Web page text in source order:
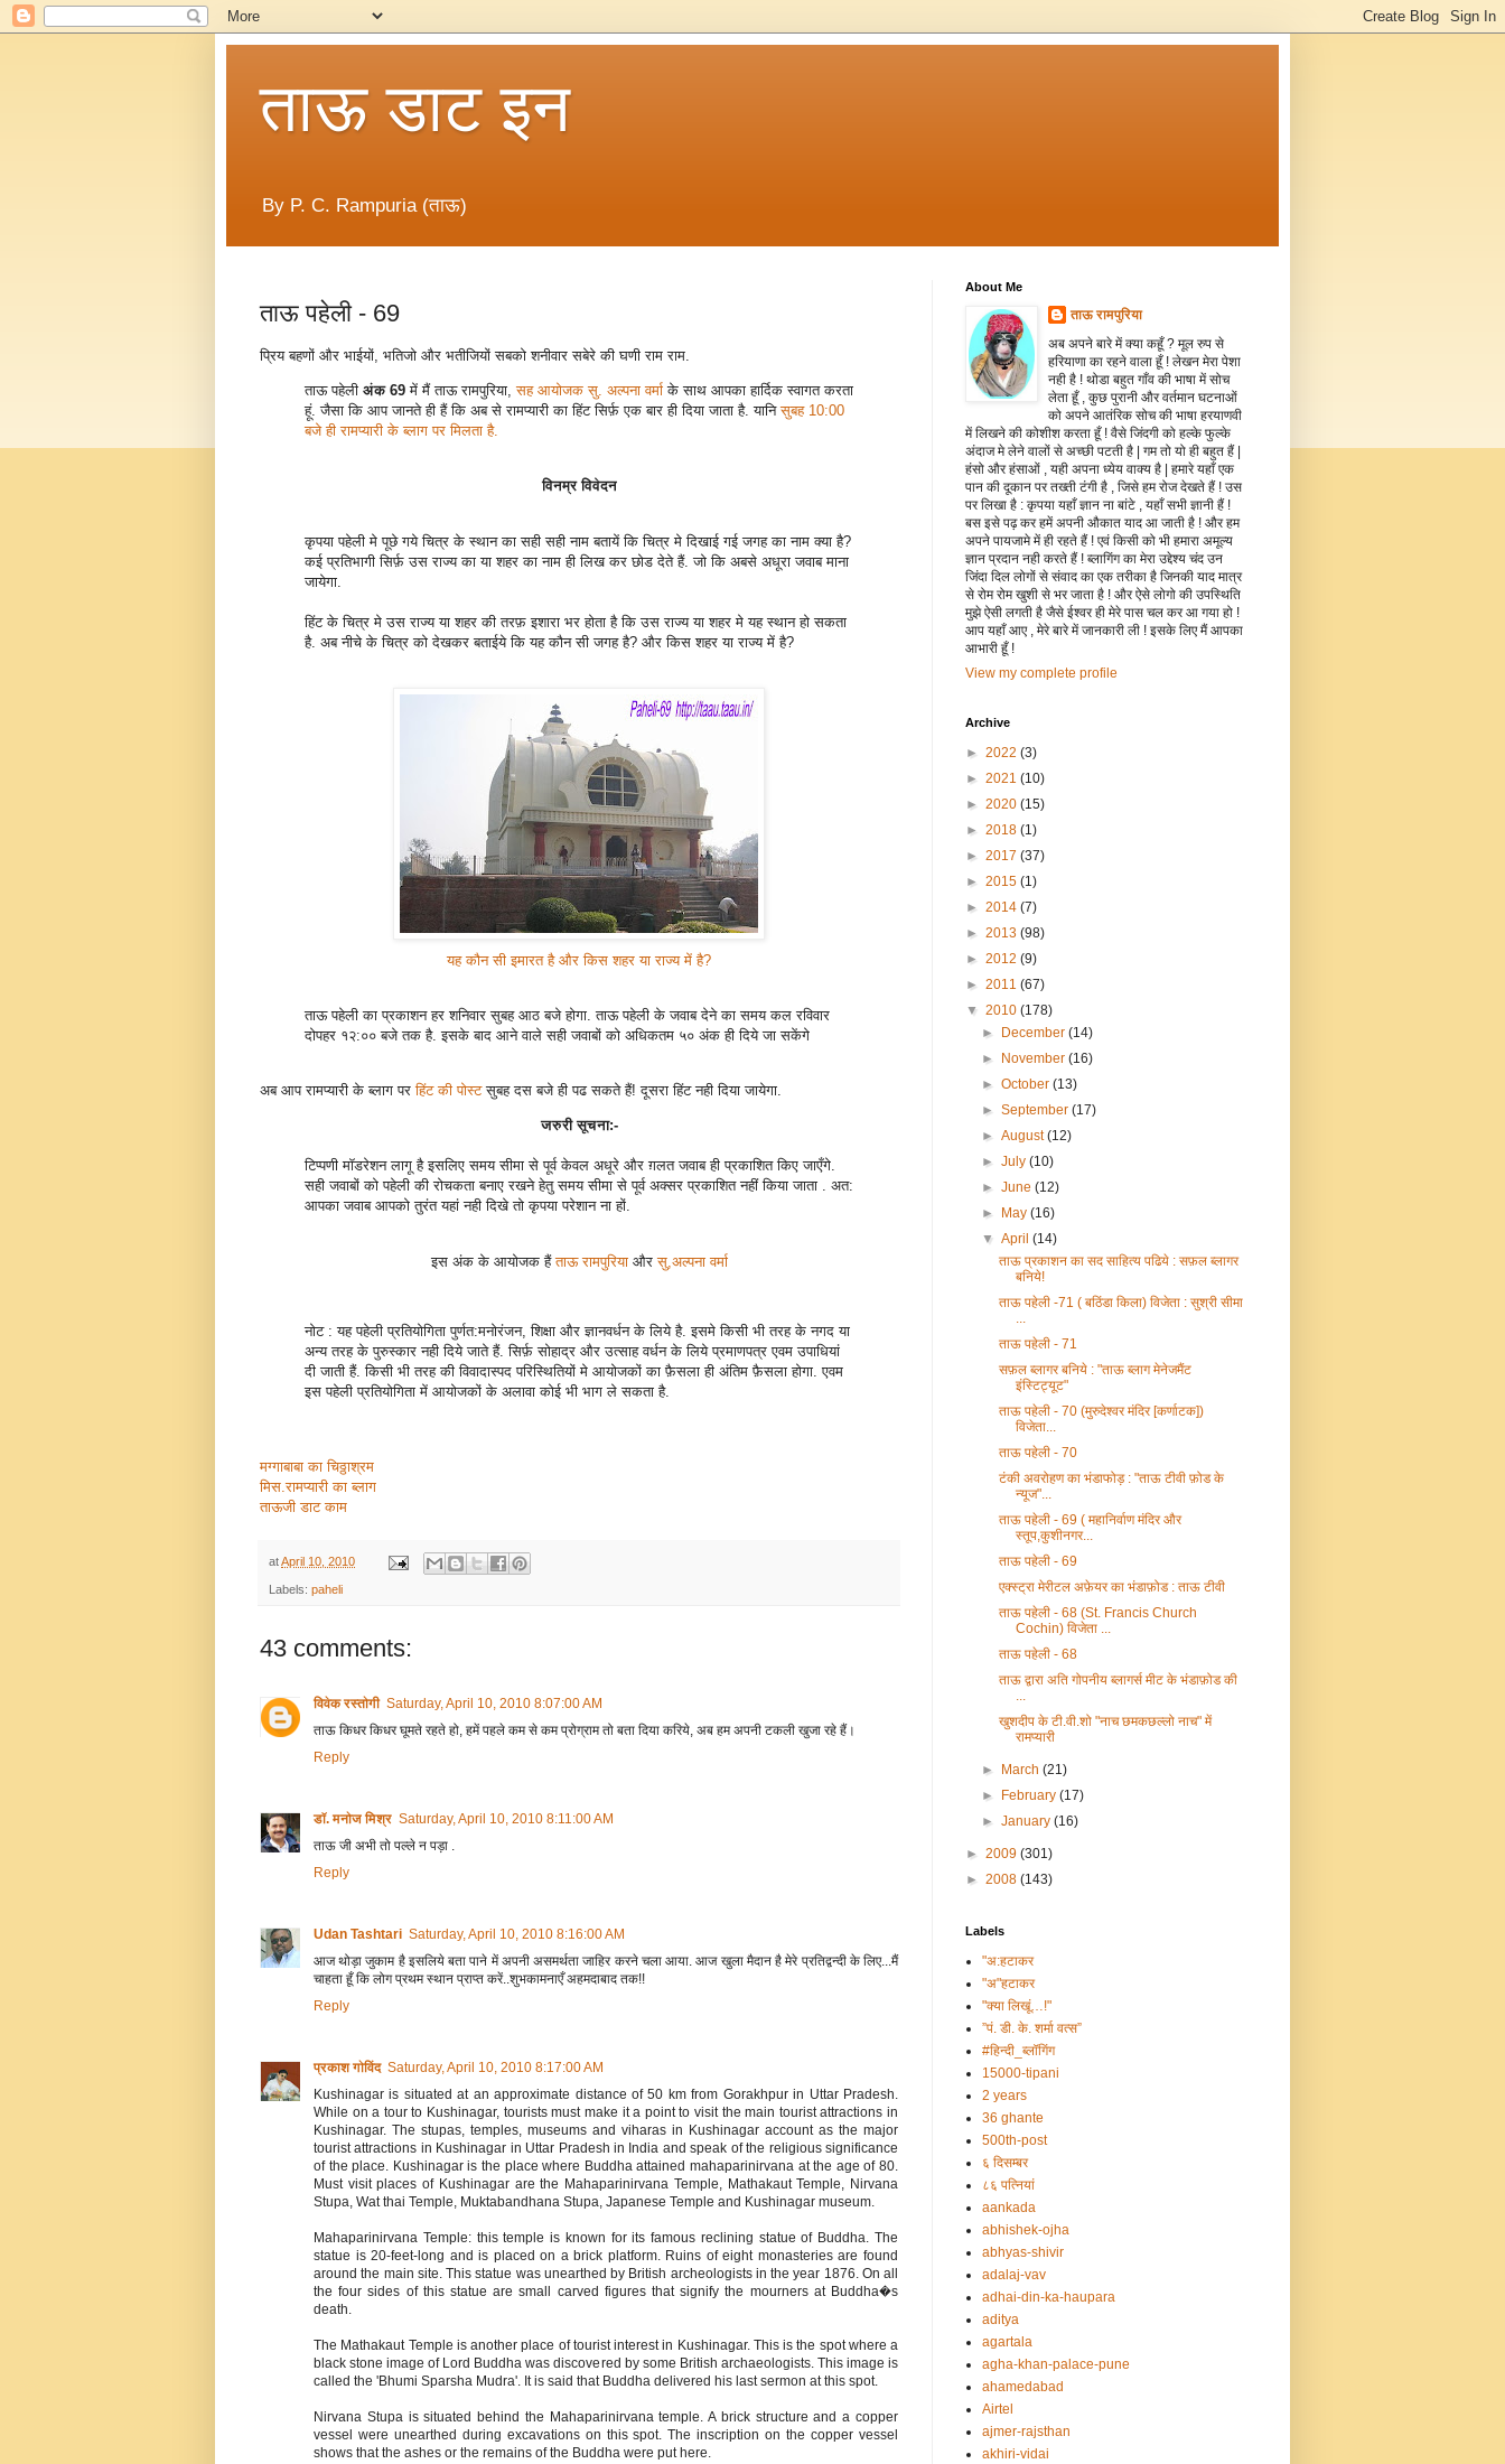
ताऊ डाट इन
By P. C. Rampuria (ताऊ)
ताऊ पहेली - 69
प्रिय बहणों और भाईयों, भतिजो और भतीजियों सबको शनीवार सबेरे की घणी राम राम.
ताऊ पहेली अंक 69में मैं ताऊ रामपुरिया,सह आयोजक सु. अल्पना वर्मा के साथ आपका हार्दिक स्वागत करता
हूं. जैसा कि आप जानते ही हैं कि अब से रामप्यारी का हिंट सिर्फ़ एक बार ही दिया जाता है. यानिसुबह 10:00
बजे ही रामप्यारी के ब्लाग पर मिलता है.
विनम्र विवेदन
कृपया पहेली मे पूछे गये चित्र के स्थान का सही सही नाम बतायें कि चित्र मे दिखाई गई जगह का नाम क्या है?
कई प्रतिभागी सिर्फ़ उस राज्य का या शहर का नाम ही लिख कर छोड देते हैं. जो कि अबसे अधूरा जवाब माना
जायेगा.
हिंट के चित्र मे उस राज्य या शहर की तरफ़ इशारा भर होता है कि उस राज्य या शहर मे यह स्थान हो सकता
है. अब नीचे के चित्र को देखकर बताईये कि यह कौन सी जगह है? और किस शहर या राज्य में है?
यह कौन सी इमारत है और किस शहर या राज्य में है?
ताऊ पहेली का प्रकाशन हर शनिवार सुबह आठ बजे होगा. ताऊ पहेली के जवाब देने का समय कल रविवार
दोपहर १२:०० बजे तक है. इसके बाद आने वाले सही जवाबों को अधिकतम ५० अंक ही दिये जा सकेंगे
अब आप रामप्यारी के ब्लाग परहिंट की पोस्टसुबह दस बजे ही पढ सकते हैं! दूसरा हिंट नही दिया जायेगा.
जरुरी सूचना:-
टिप्पणी मॉडरेशन लागू है इसलिए समय सीमा से पूर्व केवल अधूरे और ग़लत जवाब ही प्रकाशित किए जाएँगे.
सही जवाबों को पहेली की रोचकता बनाए रखने हेतु समय सीमा से पूर्व अक्सर प्रकाशित नहीं किया जाता . अत:
आपका जवाब आपको तुरंत यहां नही दिखे तो कृपया परेशान ना हों.
इस अंक के आयोजक हैंताऊ रामपुरियाऔरसु,अल्पना वर्मा
नोट : यह पहेली प्रतियोगिता पुर्णत:मनोरंजन, शिक्षा और ज्ञानवर्धन के लिये है. इसमे किसी भी तरह के नगद या
अन्य तरह के पुरुस्कार नही दिये जाते हैं. सिर्फ़ सोहाद्र और उत्साह वर्धन के लिये प्रमाणपत्र एवम उपाधियां
दी जाती हैं. किसी भी तरह की विवादास्पद परिस्थितियों मे आयोजकों का फ़ैसला ही अंतिम फ़ैसला होगा. एवम
इस पहेली प्रतियोगिता में आयोजकों के अलावा कोई भी भाग ले सकता है.
मग्गाबाबा का चिठ्ठाश्रम
मिस.रामप्यारी का ब्लाग
ताऊजी डाट काम
atApril 10, 2010
Labels: paheli
43 comments:
विवेक रस्तोगी Saturday, April 10, 2010 8:07:00 AM
ताऊ किधर किधर घूमते रहते हो, हमें पहले कम से कम प्रोग्राम तो बता दिया करिये, अब हम अपनी टकली खुजा रहे हैं।
Reply
डॉ. मनोज मिश्र Saturday, April 10, 2010 8:11:00 AM
ताऊ जी अभी तो पल्ले न पड़ा .
Reply
Udan Tashtari Saturday, April 10, 2010 8:16:00 AM
आज थोड़ा जुकाम है इसलिये बता पाने में अपनी असमर्थता जाहिर करने चला आया. आज खुला मैदान है मेरे प्रतिद्वन्दी के लिए...मैं
चाहता हूँ कि लोग प्रथम स्थान प्राप्त करें..शुभकामनाएँ अहमदाबाद तक!!
Reply
प्रकाश गोविंद Saturday, April 10, 2010 8:17:00 AM
Kushinagar is situated at an approximate distance of 50 km from Gorakhpur in Uttar Pradesh.
While on a tour to Kushinagar, tourists must make it a point to visit the main tourist attractions in
Kushinagar. The stupas, temples, museums and viharas in Kushinagar account as the major
tourist attractions in Kushinagar in Uttar Pradesh in India and speak of the religious significance
of the place. Kushinagar is the place where Buddha attained mahaparinirvana at the age of 80.
Must visit places of Kushinagar are the Mahaparinirvana Temple, Mathakaut Temple, Nirvana
Stupa, Wat thai Temple, Muktabandhana Stupa, Japanese Temple and Kushinagar museum.
Mahaparinirvana Temple: this temple is known for its famous reclining statue of Buddha. The
statue is 20-feet-long and is placed on a brick platform. Ruins of eight monasteries are found
around the main site. This statue was unearthed by British archeologists in the year 1876. On all
the four sides of this statue are small carved figures that signify the mourners at Buddha�s
death.
The Mathakaut Temple is another place of tourist interest in Kushinagar. This is the spot where a
black stone image of Lord Buddha was discovered by some British archaeologists. This image is
called the 'Bhumi Sparsha Mudra'. It is said that Buddha delivered his last sermon at this spot.
Nirvana Stupa is situated behind the Mahaparinirvana temple. A brick structure and a copper
vessel were unearthed during excavations on this spot. The inscription on the copper vessel
shows that the ashes or the remains of the Buddha were put here.
About Me
ताऊ रामपुरिया
अब अपने बारे में क्या कहूँ ? मूल रुप से
हरियाणा का रहने वाला हूँ ! लेखन मेरा पेशा
नही है ! थोडा बहुत गाँव की भाषा में सोच
लेता हूँ , कुछ पुरानी और वर्तमान घटनाओं
को अपने आतंरिक सोच की भाषा हरयाणवी
में लिखने की कोशीश करता हूँ ! वैसे जिंदगी को हल्के फुल्के
अंदाज मे लेने वालों से अच्छी पटती है | गम तो यो ही बहुत हैं |
हंसो और हंसाओं , यही अपना ध्येय वाक्य है | हमारे यहाँ एक
पान की दूकान पर तख्ती टंगी है , जिसे हम रोज देखते हैं ! उस
पर लिखा है : कृपया यहाँ ज्ञान ना बांटे , यहाँ सभी ज्ञानी हैं !
बस इसे पढ़ कर हमें अपनी औकात याद आ जाती है ! और हम
अपने पायजामे में ही रहते हैं ! एवं किसी को भी हमारा अमूल्य
ज्ञान प्रदान नही करते हैं ! ब्लागिंग का मेरा उद्देश्य चंद उन
जिंदा दिल लोगों से संवाद का एक तरीका है जिनकी याद मात्र
से रोम रोम खुशी से भर जाता है ! और ऐसे लोगो की उपस्थिति
मुझे ऐसी लगती है जैसे ईश्वर ही मेरे पास चल कर आ गया हो !
आप यहाँ आए , मेरे बारे में जानकारी ली ! इसके लिए मैं आपका
आभारी हूँ !
View my complete profile
Archive
► 2022 (3)
► 2021 (10)
► 2020 (15)
► 2018 (1)
► 2017 (37)
► 2015 (1)
► 2014 (7)
► 2013 (98)
► 2012 (9)
► 2011 (67)
▼ 2010 (178)
►
December(14)
►
November(16)
►October(13)
►September(17)
►August(12)
►July(10)
►June(12)
►
May(16)
▼April(14)
ताऊ प्रकाशन का सद साहित्य पढिये : सफ़ल ब्लागर
बनिये!
ताऊ पहेली -71 ( बठिंडा किला) विजेता : सुश्री सीमा
...
ताऊ पहेली - 71
सफ़ल ब्लागर बनिये : "ताऊ ब्लाग मेनेजमैंट
इंस्टिट्यूट"
ताऊ पहेली - 70 (मुरुदेश्वर मंदिर [कर्णाटक])
विजेता...
ताऊ पहेली - 70
टंकी अवरोहण का भंडाफोड़ : "ताऊ टीवी फ़ोड के
न्यूज"...
ताऊ पहेली - 69 ( महानिर्वाण मंदिर और
स्तूप,कुशीनगर...
ताऊ पहेली - 69
एक्स्ट्रा मेरीटल अफ़ेयर का भंडाफ़ोड : ताऊ टीवी
ताऊ पहेली - 68 (St. Francis Church
Cochin) विजेता ...
ताऊ पहेली - 68
ताऊ द्वारा अति गोपनीय ब्लागर्स मीट के भंडाफ़ोड की
...
खुशदीप के टी.वी.शो "नाच छमकछल्लो नाच" में
रामप्यारी
► March(21)
►
February(17)
►January(16)
► 2009 (301)
► 2008 (143)
Labels
"अ:हटाकर
"अ"हटाकर
"क्या लिखूं…!"
”पं. डी. के. शर्मा वत्स”
#हिन्दी_ब्लॉगिंग
15000-tipani
2 years
36 ghante
500th-post
६ दिसम्बर
८६ पत्नियां
aankada
abhishek-ojha
abhyas-shivir
adalaj-vav
adhai-din-ka-haupara
aditya
agartala
agha-khan-palace-pune
ahamedabad
Airtel
ajmer-rajsthan
akhiri-vidai